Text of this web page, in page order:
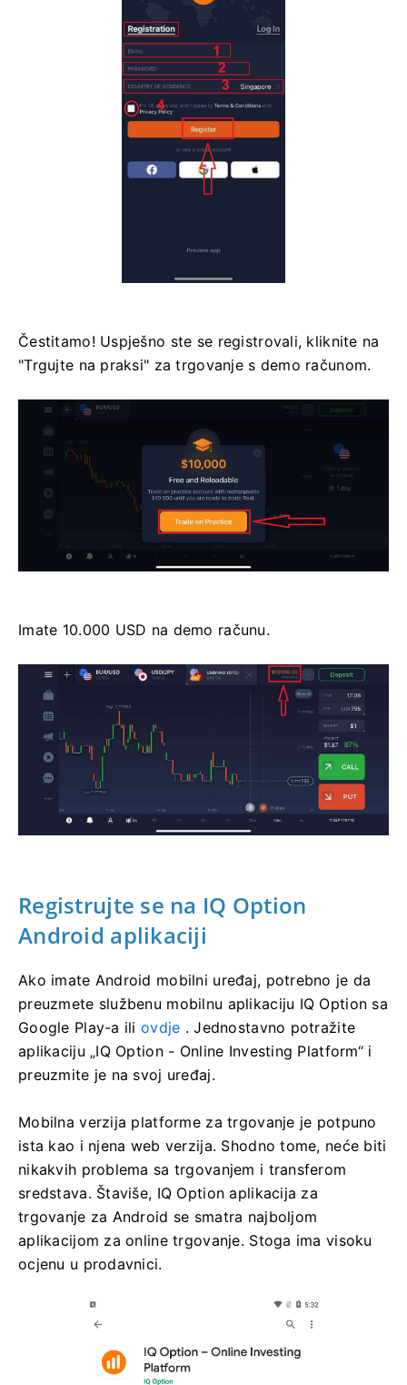
Čestitamo! Uspješno ste se registrovali, kliknite na
"Trgujte na praksi" za trgovanje s demo računom.
Imate 10.000 USD na demo računu.
Registrujte se na IQ Option
Android aplikaciji
Ako imate Android mobilni uređaj, potrebno je da
preuzmete službenu mobilnu aplikaciju IQ Option sa
Google Play-a iliovdje . Jednostavno potražite
aplikaciju „IQ Option - Online Investing Platform“ i
preuzmite je na svoj uređaj.
Mobilna verzija platforme za trgovanje je potpuno
ista kao i njena web verzija. Shodno tome, neće biti
nikakvih problema sa trgovanjem i transferom
sredstava. Štaviše, IQ Option aplikacija za
trgovanje za Android se smatra najboljom
aplikacijom za online trgovanje. Stoga ima visoku
ocjenu u prodavnici.